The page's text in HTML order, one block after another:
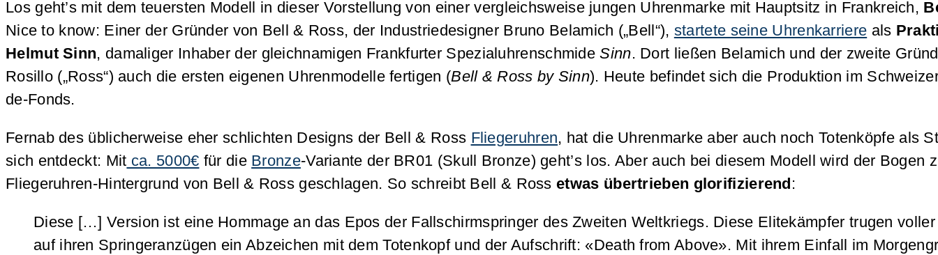
Los geht’s mit dem teuersten Modell in dieser Vorstellung von einer vergleichsweise jungen Uhrenmarke mit Hauptsitz in Frankreich,
Nice to know: Einer der Gründer von Bell & Ross, der Industriedesigner Bruno Belamich („Bell“), startete seine Uhrenkarriere als
Helmut Sinn, damaliger Inhaber der gleichnamigen Frankfurter SpezialuhrenschmideSinn. Dort ließen Belamich und der zweite
Rosillo („Ross“) auch die ersten eigenen Uhrenmodelle fertigen (Bell & Ross by Sinn). Heute befindet sich die Produktion im
de-Fonds.
Fernab des üblicherweise eher schlichten Designs der Bell & Ross Fliegeruhren, hat die Uhrenmarke aber auch noch Totenköpfe als
sich entdeckt: Mit ca. 5000€ für die Bronze-Variante der BR01 (Skull Bronze) geht’s los. Aber auch bei diesem Modell wird der Bogen
Fliegeruhren-Hintergrund von Bell & Ross geschlagen. So schreibt Bell & Rossetwas übertrieben glorifizierend :
Diese […] Version ist eine Hommage an das Epos der Fallschirmspringer des Zweiten Weltkriegs. Diese Elitekämpfer trugen
auf ihren Springeranzügen ein Abzeichen mit dem Totenkopf und der Aufschrift: «Death from Above». Mit ihrem Einfall im